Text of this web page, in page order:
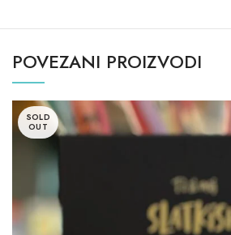
POVEZANI PROIZVODI
SOLD
OUT